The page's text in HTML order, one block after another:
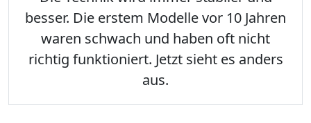
besser. Die erstem Modelle vor 10 Jahren
waren schwach und haben oft nicht
richtig funktioniert. Jetzt sieht es anders
aus.